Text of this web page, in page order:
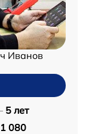
Иванов
5 лет
1 080